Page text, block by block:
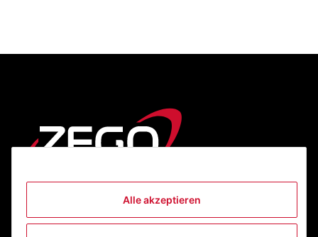
Alle akzeptieren
Informationen